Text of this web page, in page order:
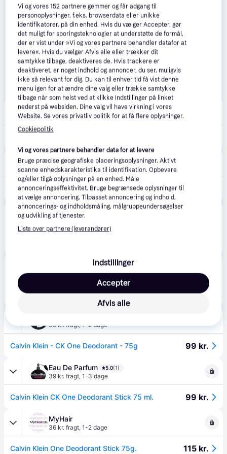
Hair247 5.0(8)
29 kr. fragt,1-2 dage
Matas 5.0(2)
29 kr. fragt,1-2 dage
CALVIN KLEIN CK One Deodorant Stick 75 gr 100 kr.
Eller 3 betalinger af 33 kr.
Beautycos.dk 4.8
34 kr. fragt,1-2 dage
4.8(1279)
39 kr. fragt,1 dag
Calvin Klein One Deodorant Stick 75g 99 kr.
39 kr. fragt,1-2 dage
Calvin Klein - CK One Deodorant - 75g 99 kr.
Eau De Parfum 5.0(1)
39 kr. fragt, 1-3 dage
Calvin Klein CK One Deodorant Stick 75 ml. 99 kr.
MyHair
36 kr. fragt, 1-2 dage
Calvin Klein One Deodorant Stick 75g. 115 kr.
Vi og vores152 partnere gemmer og får adgang til
personoplysninger, f.eks. browserdata eller unikke
identifikatorer, på din enhed. Hvis du vælger Accepter, gør
det muligt for sporingsteknologier at understøtte de formål,
der er vist under »Vi og vores partnere behandler datafor at
levere«. Hvis du vælger Afvis alle eller trækker dit
samtykke tilbage, deaktiveres de. Hvis trackere er
deaktiveret, er noget indhold og annoncer, du ser, muligvis
ikke så relevant for dig. Du kan til enhver tid få vist denne
menu igen for at ændre dine valg eller trække samtykke
tilbage når som helst ved at klikke Indstillinger på linket
nederst på websiden. Dine valg vil have virkning i vores
Website. Se vores privatliv politik for at få flere oplysninger.
Cookiepolitik
Vi og vores partnere behandler data for at levere
Bruge præcise geografiske placeringsoplysninger. Aktivt
scanne enhedskarakteristika til identifikation. Opbevare
og/eller tilgå oplysninger på en enhed. Måle
annonceringseffektivitet. Bruge begrænsede oplysninger til
at vælge annoncering. Tilpasset annoncering og indhold,
annoncerings- og indholdsmåling, målgruppeundersøgelser
og udvikling af tjenester.
Liste over partnere (leverandører)
Indstillinger
Afvis alle
Accepter